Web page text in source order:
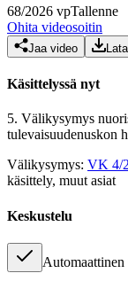
68/2026 vpTallenne
Ohita videosoitin
Jaa video
Käsittelyssä nyt
5. Välikysymys
tulevaisuudenuskon
Välikysymys: VK 4/
käsittely, muut asiat
Keskustelu